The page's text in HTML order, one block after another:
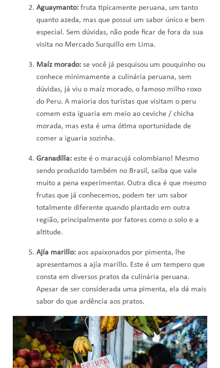
Aguaymanto:fruta tipicamente peruana, um tanto
quanto azeda, mas que possui um sabor único e bem
especial. Sem dúvidas, não pode ficar de fora da sua
visita no Mercado Surquillo em Lima.
Maíz morado:se você já pesquisou um pouquinho ou
conhece minimamente a culinária peruana, sem
dúvidas, já viu o maíz morado, o famoso milho roxo
do Peru. A maioria dos turistas que visitam o peru
comem esta iguaria em meio ao ceviche / chicha
morada, mas esta é uma ótima oportunidade de
comer a iguaria sozinha.
Granadilla:este é o maracujá colombiano! Mesmo
sendo produzido também no Brasil, saiba que vale
muito a pena experimentar. Outra dica é que mesmo
frutas que já conhecemos, podem ter um sabor
totalmente diferente quando plantado em outra
região, principalmente por fatores como o solo e a
altitude.
Ajía marillo:aos apaixonados por pimenta, lhe
apresentamos a ajía marillo. Este é um tempero que
consta em diversos pratos da culinária peruana.
Apesar de ser considerada uma pimenta, ela dá mais
sabor do que ardência aos pratos.